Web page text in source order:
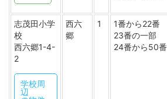
志茂田小学
校
西六郷1-4-
2
学校周
辺
西六
郷
1
1番から22番
23番の一部
24番から50番